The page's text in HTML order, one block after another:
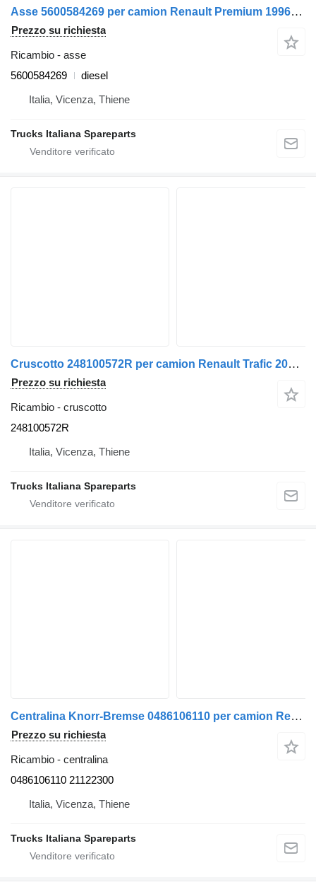
Asse 5600584269 per camion Renault Premium 1996>2005
Prezzo su richiesta
Ricambio - asse
5600584269
diesel
Italia, Vicenza, Thiene
Trucks Italiana Spareparts
Cruscotto 248100572R per camion Renault Trafic 2019>2021
Prezzo su richiesta
Ricambio - cruscotto
248100572R
Italia, Vicenza, Thiene
Trucks Italiana Spareparts
Centralina Knorr-Bremse 0486106110 per camion Renault Premium 2005>2013
Prezzo su richiesta
Ricambio - centralina
0486106110 21122300
Italia, Vicenza, Thiene
Trucks Italiana Spareparts